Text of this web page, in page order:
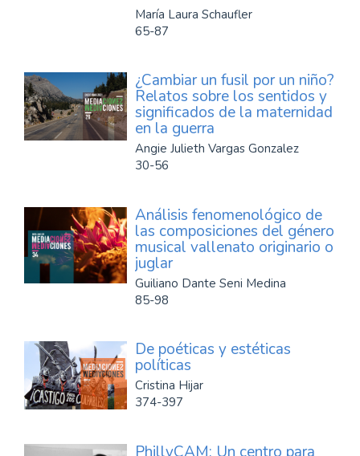
María Laura Schaufler
65-87
¿Cambiar un fusil por un niño?
Relatos sobre los sentidos y
significados de la maternidad
en la guerra
Angie Julieth Vargas Gonzalez
30-56
Análisis fenomenológico de
las composiciones del género
musical vallenato originario o
juglar
Guiliano Dante Seni Medina
85-98
De poéticas y estéticas
políticas
Cristina Hijar
374-397
PhillyCAM: Un centro para